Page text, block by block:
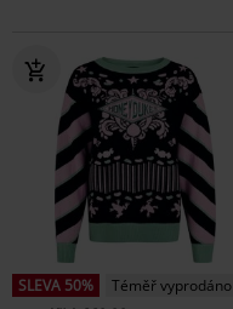
SLEVA 50%
Téměř vyprodáno